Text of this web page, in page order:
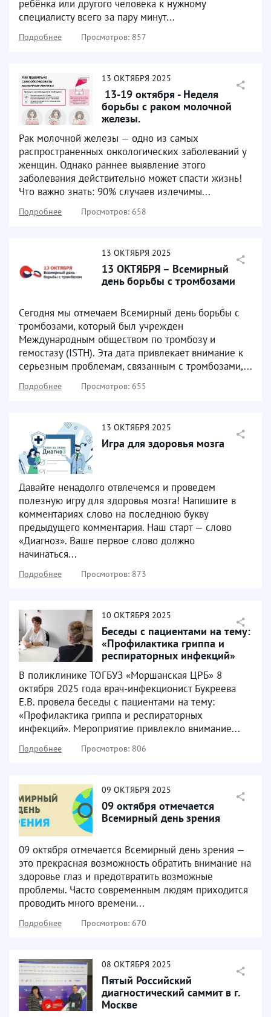
ребёнка или другого человека к нужному
специалисту всего за пару минут...
Подробнее Просмотров: 857
13 ОКТЯБРЯ 2025
​ 13-19 октября - Неделя
борьбы с раком молочной
железы. ​
Рак молочной железы — одно из самых
распространенных онкологических заболеваний у
женщин. Однако раннее выявление этого
заболевания действительно может спасти жизнь!
Что важно знать: 90% случаев излечимы...
Подробнее Просмотров: 658
13 ОКТЯБРЯ 2025
13 ОКТЯБРЯ – Всемирный
день борьбы с тромбозами ​
Сегодня мы отмечаем Всемирный день борьбы с
тромбозами, который был учрежден
Международным обществом по тромбозу и
гемостазу (ISTH). Эта дата привлекает внимание к
серьезным проблемам, связанным с тромбозами,...
Подробнее Просмотров: 655
13 ОКТЯБРЯ 2025
Игра для здоровья мозга
Давайте ненадолго отвлечемся и проведем
полезную игру для здоровья мозга! Напишите в
комментариях слово на последнюю букву
предыдущего комментария. Наш старт — слово
«Диагноз». Ваше первое слово должно
начинаться...
Подробнее Просмотров: 873
10 ОКТЯБРЯ 2025
Беседы с пациентами на тему:
«Профилактика гриппа и
респираторных инфекций»
В поликлинике ТОГБУЗ «Моршанская ЦРБ» 8
октября 2025 года врач-инфекционист Букреева
Е.В. провела беседы с пациентами на тему:
«Профилактика гриппа и респираторных
инфекций». Мероприятие привлекло внимание...
Подробнее Просмотров: 806
09 ОКТЯБРЯ 2025
09 октября отмечается
Всемирный день зрения
09 октября отмечается Всемирный день зрения —
это прекрасная возможность обратить внимание на
здоровье глаз и предотвратить возможные
проблемы. Часто современным людям приходится
проводить много времени...
Подробнее Просмотров: 670
08 ОКТЯБРЯ 2025
Пятый Российский
диагностический саммит в г.
Москве